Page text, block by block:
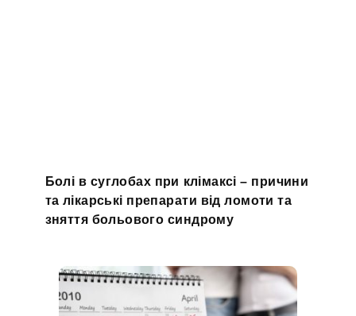
Болі в суглобах при клімаксі – причини
та лікарські препарати від ломоти та
зняття больового синдрому